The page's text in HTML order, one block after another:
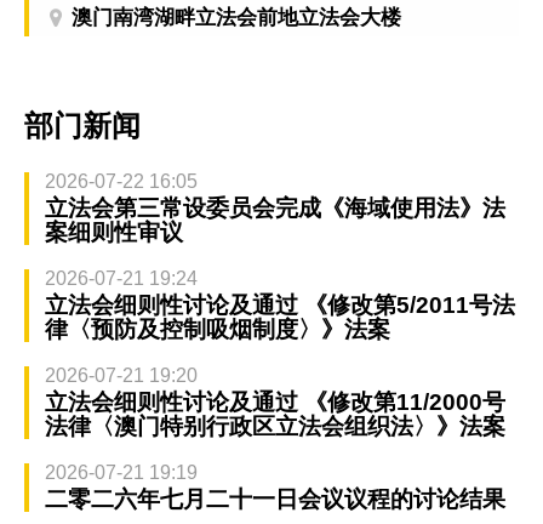
澳门南湾湖畔立法会前地立法会大楼
部门新闻
2026-07-22 16:05
立法会第三常设委员会完成《海域使用法》法
案细则性审议
2026-07-21 19:24
立法会细则性讨论及通过 《修改第5/2011号法
律〈预防及控制吸烟制度〉》法案
2026-07-21 19:20
立法会细则性讨论及通过 《修改第11/2000号
法律〈澳门特别行政区立法会组织法〉》法案
2026-07-21 19:19
二零二六年七月二十一日会议议程的讨论结果